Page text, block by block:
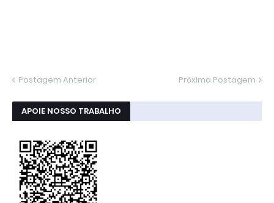
Postagem Anterior Próxima Postagem
APOIE NOSSO TRABALHO